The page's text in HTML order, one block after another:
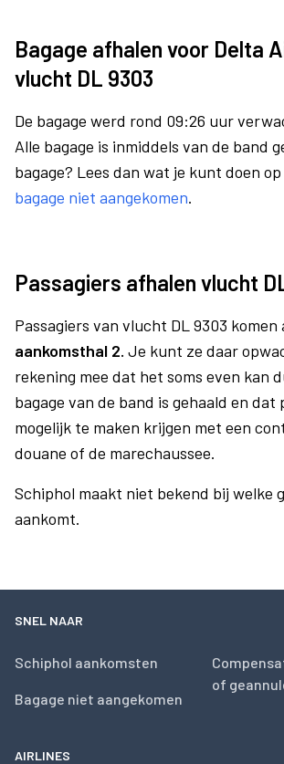
Bagage afhalen voor Delta
vlucht DL 9303
De bagage werd rond 09:26 uur
Alle bagage is inmiddels van de band
bagage? Lees dan wat je kunt doen
bagage niet aangekomen.
Passagiers afhalen vlucht
Passagiers van vlucht DL 9303 komen
aankomsthal 2. Je kunt ze daar
rekening mee dat het soms even kan
bagage van de band is gehaald en dat
mogelijk te maken krijgen met een
douane of de marechaussee.
Schiphol maakt niet bekend bij welke
aankomt.
SNEL NAAR
Schiphol aankomsten
Bagage niet aangekomen
of
AIRLINES